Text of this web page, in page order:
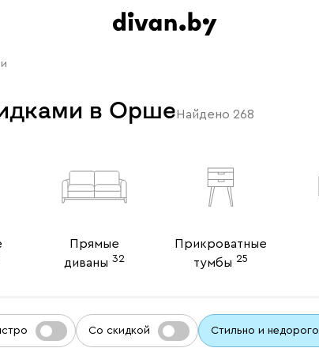
в Орше Найдено 268
Прямые
диваны 32
Прикроватные
тумбы 25
Со скидкой Стильно и недорого